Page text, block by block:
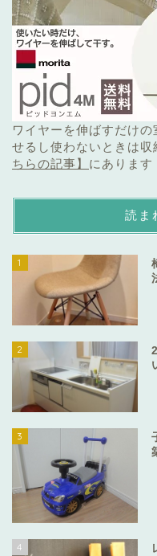
ワイヤーを伸ばすだけ
せるし使わないときは
ちらの記事】 にあります
読ま
1
2
3
4